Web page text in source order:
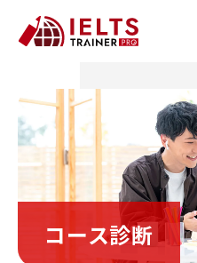
はじめての方へ
オンライン学習
コース・料金
講師・テキスト
コース診断